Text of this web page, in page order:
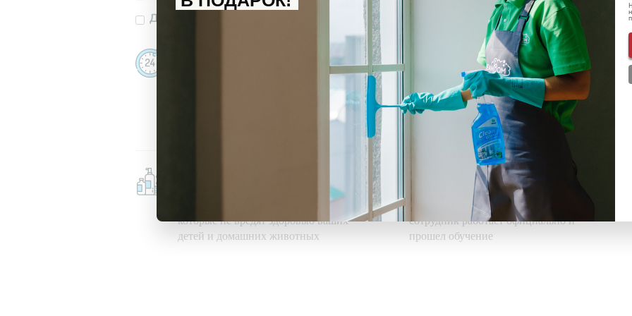
Даю
на получение информации о скидках и акциях
Убираем 24/7, в праздничные дни,
Используем свои
средства
Приезжаем на уборку с
профессиональными моющими
средствами и необходимым
оборудованием
которые не вредят здоровью ваших
детей и домашних животных
Стаж не менее 5 лет
Средний рабочий стаж наших
клинеров составляет 5 лет, каждый
сотрудник работает официально и
прошел обучение